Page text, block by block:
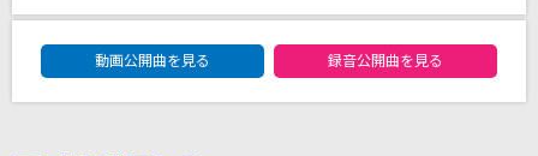
マザーロード
DAM★ともボーカルエントリーランキング
動画公開曲を見る
録音公開曲を見る